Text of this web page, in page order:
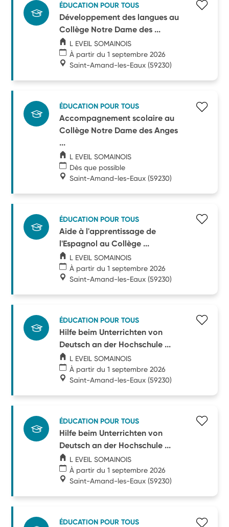
ÉDUCATION POUR TOUS
Développement des langues au
Collège Notre Dame des ...
L EVEIL SOMAINOIS
À partir du 1 septembre 2026
Saint-Amand-les-Eaux (59230)
ÉDUCATION POUR TOUS
Accompagnement scolaire au
Collège Notre Dame des Anges
...
L EVEIL SOMAINOIS
Dès que possible
Saint-Amand-les-Eaux (59230)
ÉDUCATION POUR TOUS
Aide à l'apprentissage de
l'Espagnol au Collège ...
L EVEIL SOMAINOIS
À partir du 1 septembre 2026
Saint-Amand-les-Eaux (59230)
ÉDUCATION POUR TOUS
Hilfe beim Unterrichten von
Deutsch an der Hochschule ...
L EVEIL SOMAINOIS
À partir du 1 septembre 2026
Saint-Amand-les-Eaux (59230)
ÉDUCATION POUR TOUS
Hilfe beim Unterrichten von
Deutsch an der Hochschule ...
L EVEIL SOMAINOIS
À partir du 1 septembre 2026
Saint-Amand-les-Eaux (59230)
ÉDUCATION POUR TOUS